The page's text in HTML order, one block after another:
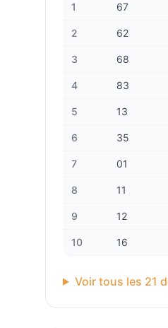
1 67
2 62
3 68
4 83
5 13
6 35
7 01
8 11
9 12
10 16
Voir tous les 21